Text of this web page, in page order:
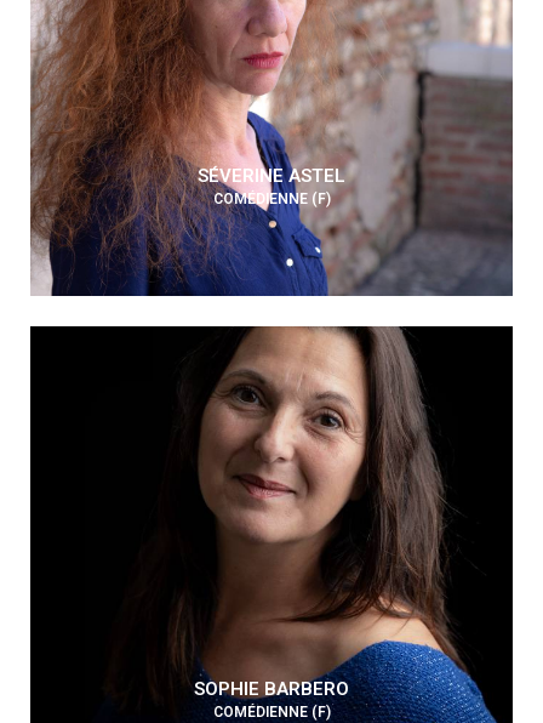
SÉVERINE ASTEL
COMÉDIENNE (F)
SOPHIE BARBERO
COMÉDIENNE (F)